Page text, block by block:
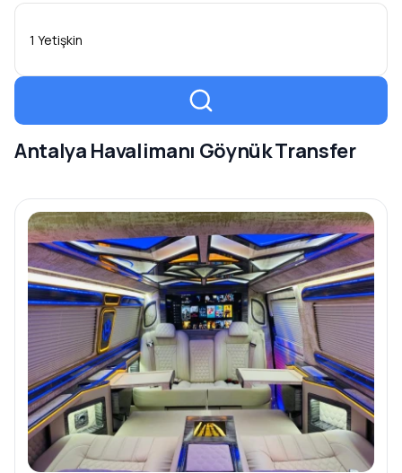
1 Yetişkin
Antalya Havalimanı Göynük Transfer